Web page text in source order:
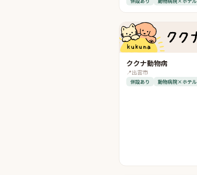
ククナ動物病
📍出雲市
併設あり 動物病院×ホテル